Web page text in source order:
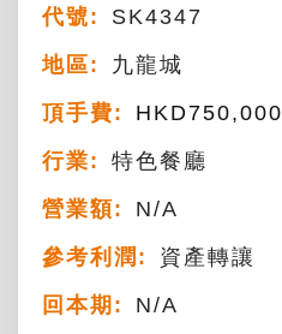
代號:
SK4347
地區:
九龍城
頂手費:
HKD750,000
行業:
特色餐廳
營業額:
N/A
參考利潤:
資產轉讓
回本期:
N/A